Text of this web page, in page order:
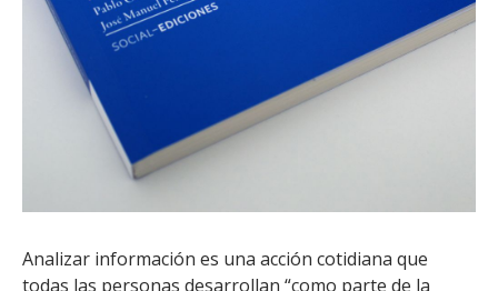
Analizar información es una acción cotidiana que
todas las personas desarrollan “como parte de la